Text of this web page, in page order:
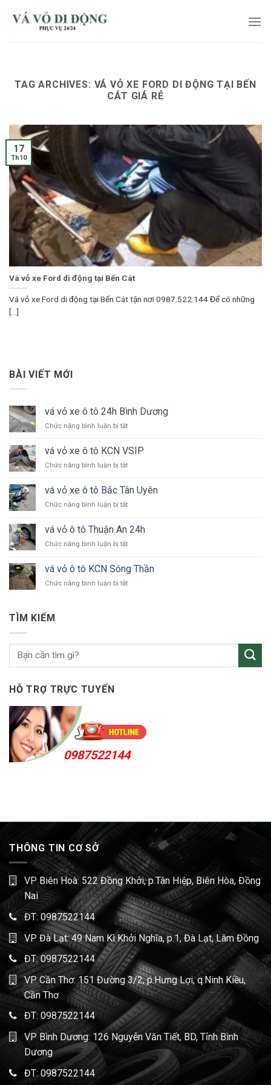
TAG ARCHIVES: VÁ VỎ XE FORD DI ĐỘNG TẠI BẾN
CÁT GIÁ RẺ
Vá vỏ xe Ford di động tại Bến Cát
Vá vỏ xe Ford di động tại Bến Cát tận nơi 0987.522.144 Để có những
[...]
17
Th10
BÀI VIẾT MỚI
vá vỏ xe ô tô 24h Bình Dương
Chức năng bình luận bị tắtở
vỏ
xe
ô
24h
Dương
vá vỏ xe ô tô KCN VSIP
Chức năng bình luận bị tắtở
vỏ
xe
ô
KCN
vá vỏ xe ô tô Bắc Tân Uyên
Chức năng bình luận bị tắtở
vỏ
xe
ô
Bắc
Tân
Uyên
vá vỏ ô tô Thuận An 24h
Chức năng bình luận bị tắtở
ô
tô
vá vỏ ô tô KCN Sóng Thần
Chức năng bình luận bị tắtở
Sóng
TÌM KIẾM
HỖ TRỢ TRỰC TUYẾN
0987522144
THÔNG TIN CƠ SỞ
VP Biên Hoà: 522 Đồng Khởi, p.Tân Hiệp, Biên Hòa, Đồng
Nai
ĐT: 0987522144
VP Đà Lạt: 49 Nam Kì Khởi Nghĩa, p.1, Đà Lạt, Lâm Đồng
ĐT:0987522144
VP Cần Thơ: 151 Đường 3/2, p.Hưng Lợi, q.Ninh Kiều,
Cần Thơ
ĐT: 0987522144
VP Bình Dương: 126 Nguyễn Văn Tiết, BD, Tỉnh Bình
Dương
ĐT: 0987522144